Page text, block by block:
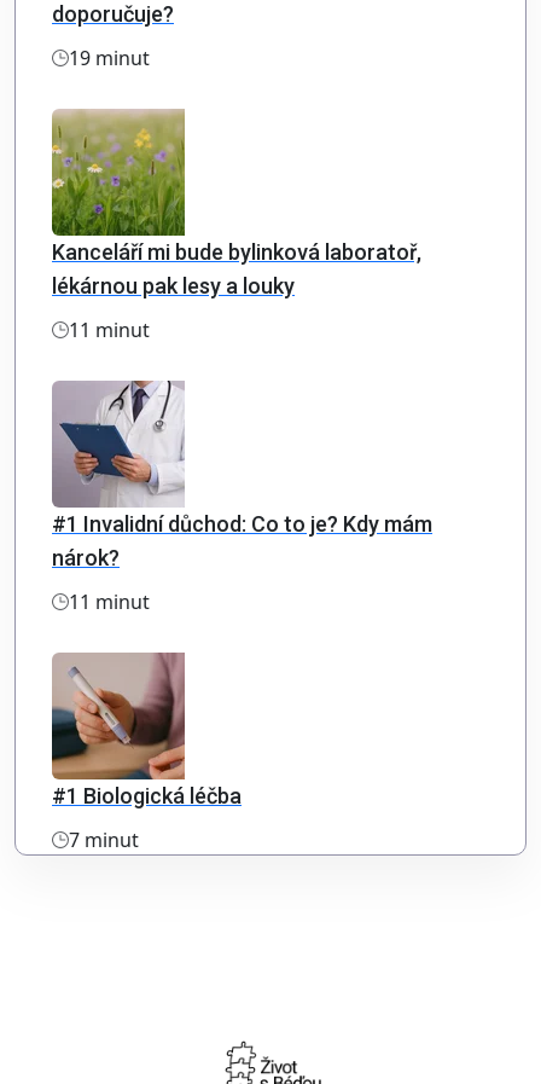
doporučuje?
19 minut
Kanceláří mi bude bylinková laboratoř,
lékárnou pak lesy a louky
11 minut
#1 Invalidní důchod: Co to je? Kdy mám
nárok?
11 minut
#1 Biologická léčba
7 minut